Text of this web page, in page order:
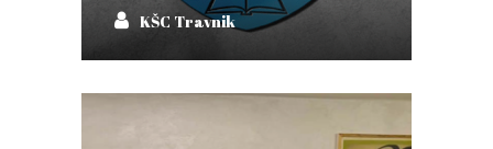
KŠC Travnik